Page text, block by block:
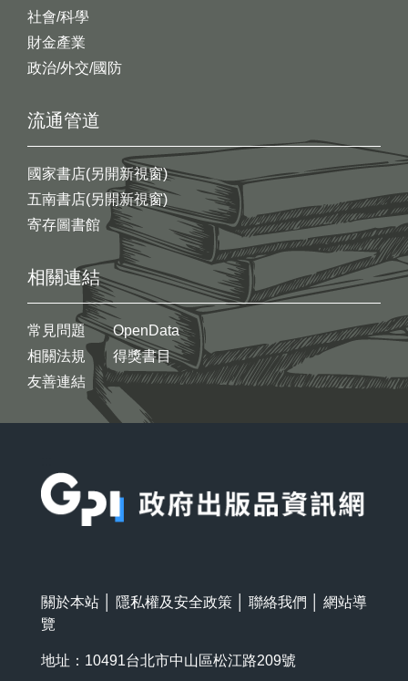
社會/科學
財金產業
政治/外交/國防
流通管道
國家書店(另開新視窗)
五南書店(另開新視窗)
寄存圖書館
相關連結
常見問題
相關法規
友善連結
OpenData
得獎書目
關於本站 隱私權及安全政策 聯絡我們
網站導
覽
地址：10491台北市中山區松江路209號